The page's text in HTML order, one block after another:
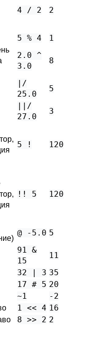
4 / 2 2
5 % 4 1
2.0 ^
3.0
8
|/
25.0
5
||/
27.0
3
5 ! 120
!! 5 120
@ -5.0 5
91 &
15
11
32 | 3 35
17 # 5 20
~1
-2
1 << 4 16
8 >> 2 2